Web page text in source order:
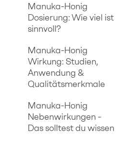
Manuka-Honig
Dosierung: Wie viel ist
sinnvoll?
Manuka-Honig
Wirkung: Studien,
Anwendung &
Qualitätsmerkmale
Manuka-Honig
Nebenwirkungen -
Das solltest du wissen